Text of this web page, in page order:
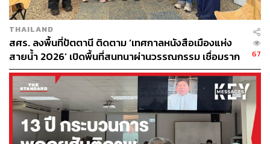
การกระทำของเจ้าหน้าที่กรณีนี้จึงไม่เหมาะสมและได้
สัดส่วนกับผลกระทบที่เกิดขึ้น และไม่สอดคล้องกับแนว
นโยบายของ กอ.รมน. ภาค 4 ส่วนหน้า ที่ระบุให้การปฏิบัติ
หน้าที่ของเจ้าหน้าที่ต้องไม่ก่อให้เกิดปัญหากระทบต่อสิทธิ
เป็นส่วนตัวในการอยู่หรือพักอาศัย (Territorial Privacy) อัน
เป็นการละเมิดสิทธิมนุษยชน โดยเห็นควรมีมาตรการในการ
ป้องกันหรือแก้ไขปัญหาการละเมิดสิทธิมนุษยชนต่อ กอ.รมน.
ภาค 4 ส่วนหน้า สรุปได้ดังนี้
THAILAND
สศร. ลงพื้นที่ปัตตานี ติดตาม ‘เทศกาลหนังสือเมืองแห่ง
สายน้ำ 2026’ เปิดพื้นที่สนทนาผ่านวรรณกรรม เชื่อมราก
วัฒนธรรมสู่อนาคต
67